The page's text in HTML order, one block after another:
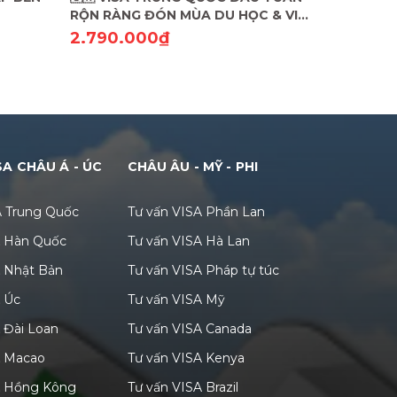
RỘN RÀNG ĐÓN MÙA DU HỌC & VI
VU DU LỊCH! 🇨🇳
2.790.000₫
CHÂU Á - ÚC
Trung Quốc
Hàn Quốc
Nhật Bản
Úc
Đài Loan
Macao
Hồng Kông
CHÂU ÂU - MỸ - PHI
Tư vấn VISA Phần Lan
Tư vấn VISA Hà Lan
Tư vấn VISA Pháp tự túc
Tư vấn VISA Mỹ
Tư vấn VISA Canada
Tư vấn VISA Kenya
Tư vấn VISA Brazil